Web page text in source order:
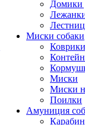
Домики
Миски собаки
Миски
Миски
Поилки
Амуниция